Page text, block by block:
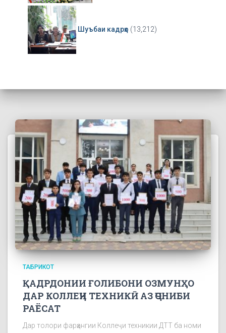
Шуъбаи кадрҳо (13,212)
ТАБРИКОТ
ҚАДРДОНИИ ҒОЛИБОНИ ОЗМУНҲО
ДАР КОЛЛЕҶИ ТЕХНИКӢ АЗ ҶОНИБИ
РАЁСАТ
Дар толори фарҳангии Коллеҷи техникии ДТТ ба номи